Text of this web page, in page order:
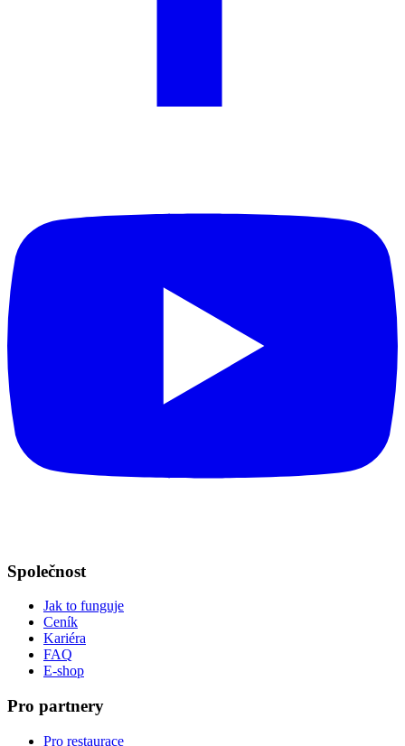
Společnost
Jak to funguje
Ceník
Kariéra
FAQ
E-shop
Pro partnery
Pro restaurace